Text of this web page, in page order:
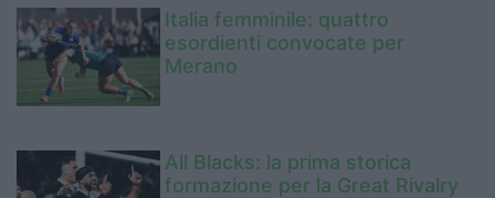
Italia femminile: quattro
esordienti convocate per
Merano
All Blacks: la prima storica
formazione per la Great Rivalry